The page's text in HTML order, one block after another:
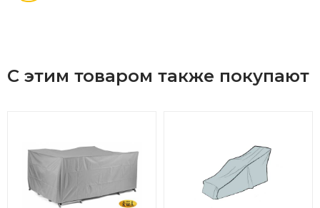
С этим товаром также покупают